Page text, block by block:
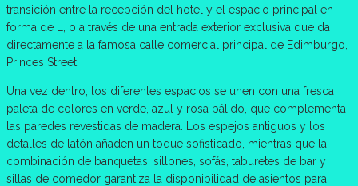
transición entre la recepción del hotel y el espacio principal en
forma de L, o a través de una entrada exterior exclusiva que da
directamente a la famosa calle comercial principal de Edimburgo,
Princes Street.
Una vez dentro, los diferentes espacios se unen con una fresca
paleta de colores en verde, azul y rosa pálido, que complementa
las paredes revestidas de madera. Los espejos antiguos y los
detalles de latón añaden un toque sofisticado, mientras que la
combinación de banquetas, sillones, sofás, taburetes de bar y
sillas de comedor garantiza la disponibilidad de asientos para